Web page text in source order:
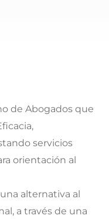
de Abogados que
servicios
orientación al
alternativa al
a través de una